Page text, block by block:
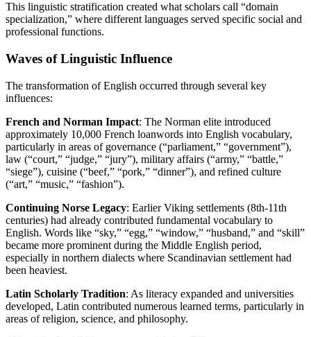
This linguistic stratification created what scholars call “domain
specialization,” where different languages served specific social and
professional functions.
Waves of Linguistic Influence
The transformation of English occurred through several key
influences:
French and Norman Impact: The Norman elite introduced
approximately 10,000 French loanwords into English vocabulary,
particularly in areas of governance (“parliament,” “government”),
law (“court,” “judge,” “jury”), military affairs (“army,” “battle,”
“siege”), cuisine (“beef,” “pork,” “dinner”), and refined culture
(“art,” “music,” “fashion”).
Continuing Norse Legacy: Earlier Viking settlements (8th-11th
centuries) had already contributed fundamental vocabulary to
English. Words like “sky,” “egg,” “window,” “husband,” and “skill”
became more prominent during the Middle English period,
especially in northern dialects where Scandinavian settlement had
been heaviest.
Latin Scholarly Tradition: As literacy expanded and universities
developed, Latin contributed numerous learned terms, particularly in
areas of religion, science, and philosophy.